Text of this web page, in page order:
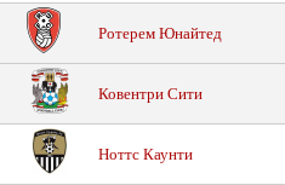
Ротерем Юнайтед
Ковентри Сити
Ноттс Каунти